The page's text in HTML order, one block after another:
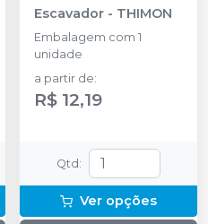
Escavador - THIMON
Embalagem com 1
unidade
a partir de:
R$ 12,19
Qtd :
Ver opções